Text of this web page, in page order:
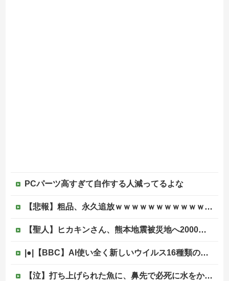
PCパーツ高すぎて自作する人減ってるよな
【悲報】粗品、永久追放ｗｗｗｗｗｗｗｗｗｗｗｗｗｗｗ（証拠あり）
【聖人】ヒカキンさん、熊本地震被災地へ2000万円の寄付！
|●|【BBC】AI使い全く新しいウイルス16種類の全遺伝情報設計に初成功
【泣】打ち上げられた魚に、鼻先で必死に水をかけてあげる犬が話題